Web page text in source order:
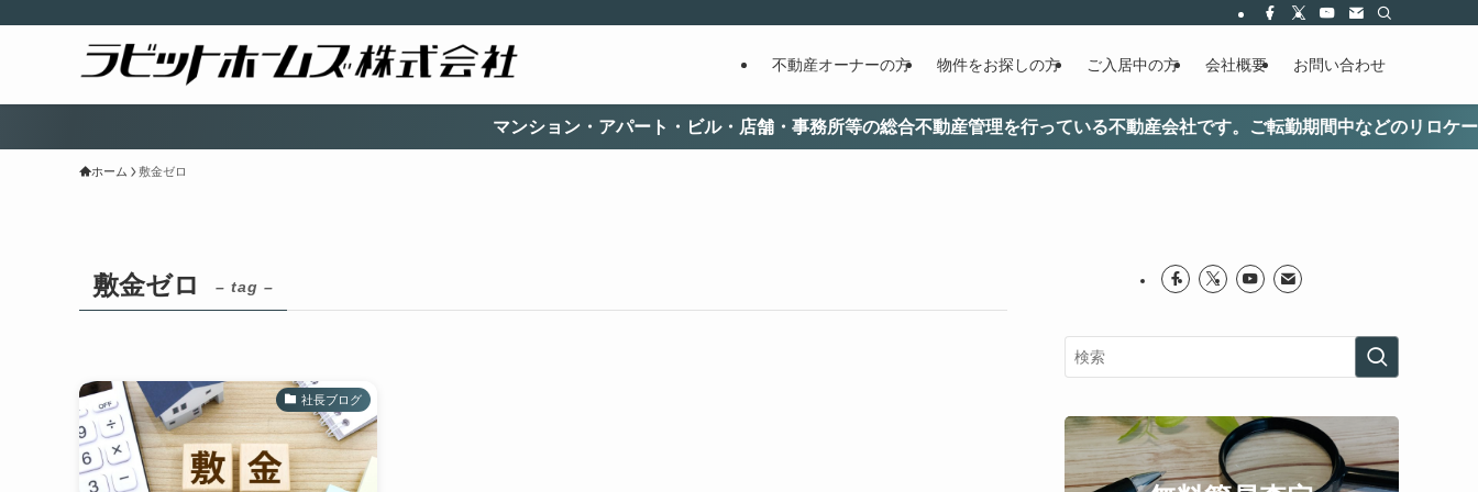
不動産オーナーの方 物件をお探しの方 ご入居中の方 会社概要 お問い合わせ
マンション・アパート・ビル・店舗・事務所等の総合不動産管理を行っている不動産会社です。ご転勤期間中などのリロケーション
ホーム 敷金ゼロ
敷金ゼロ – tag –
社長ブログ